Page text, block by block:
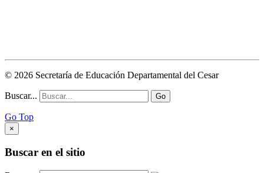
© 2026 Secretaría de Educación Departamental del Cesar
Buscar... Go
Go Top
×
Buscar en el sitio